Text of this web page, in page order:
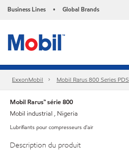
Business Lines • Global Brands
ExxonMobil Mobil Rarus 800 Series PDS
Mobil Rarus™ série 800
Mobil industrial , Nigeria
Lubrifiants pour compresseurs d'air
Description du produit